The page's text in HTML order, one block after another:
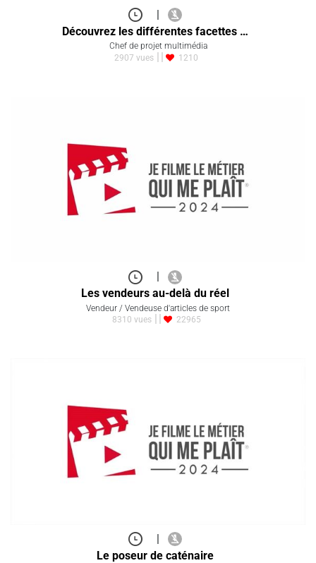
|
Découvrez les différentes facettes …
Chef de projet multimédia
2907 vues
1210
|
Les vendeurs au-delà du réel
Vendeur / Vendeuse d'articles de sport
8310 vues
22965
|
Le poseur de caténaire